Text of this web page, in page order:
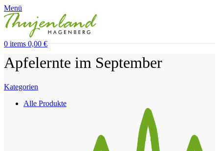
Menü
0items 0,00€
Apfelernte im September
Kategorien
Alle Produkte